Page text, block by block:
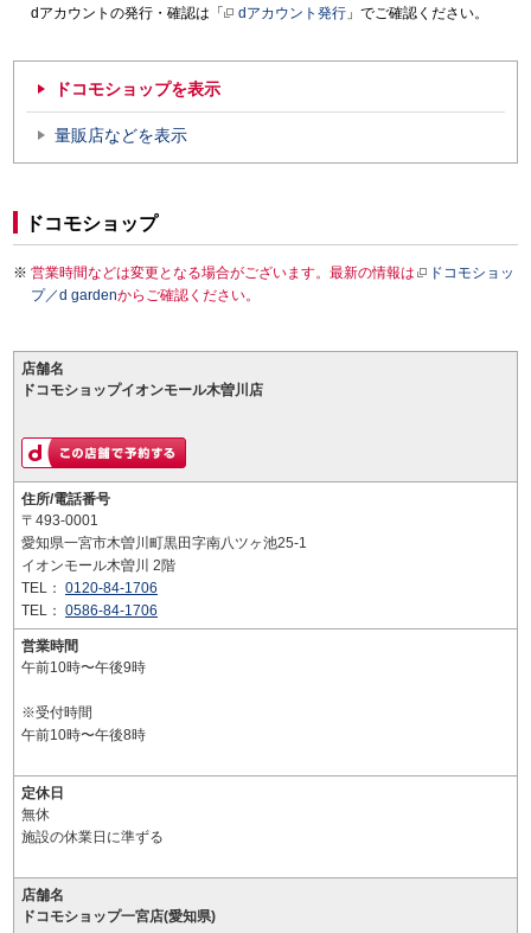
dアカウントの発行・確認は「
dアカウント発行 」でご確認ください。
ドコモショップを表示
量販店などを表示
ドコモショップ
営業時間などは変更となる場合がございます。最新の情報は
ドコモショッ
プ／d gardenからご確認ください。
店舗名
ドコモショップイオンモール木曽川店
住所/電話番号
〒493-0001
愛知県一宮市木曽川町黒田字南八ツヶ池25-1
イオンモール木曽川 2階
TEL： 0120-84-1706
TEL： 0586-84-1706
営業時間
午前10時〜午後9時
※受付時間
午前10時〜午後8時
定休日
無休
施設の休業日に準ずる
店舗名
ドコモショップ一宮店(愛知県)